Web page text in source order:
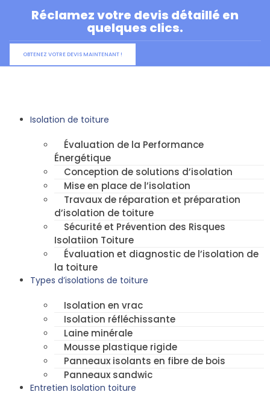
Réclamez votre devis détaillé en
quelques clics.
OBTENEZ VOTRE DEVIS MAINTENANT !
Isolation de toiture
Évaluation de la Performance
Énergétique
Conception de solutions d’isolation
Mise en place de l’isolation
Travaux de réparation et préparation
d’isolation de toiture
Sécurité et Prévention des Risques
Isolatiion Toiture
Évaluation et diagnostic de l’isolation de
la toiture
Types d’isolations de toiture
Isolation en vrac
Isolation réfléchissante
Laine minérale
Mousse plastique rigide
Panneaux isolants en fibre de bois
Panneaux sandwic
Entretien Isolation toiture